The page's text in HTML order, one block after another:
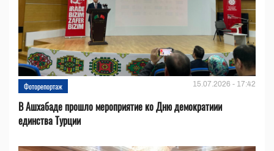
Фоторепортаж 15.07.2026 - 17:42
В Ашхабаде прошло мероприятие ко Дню демократиии
единства Турции